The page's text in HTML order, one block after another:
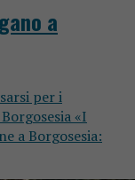
a
per i
«I
a Borgosesia: